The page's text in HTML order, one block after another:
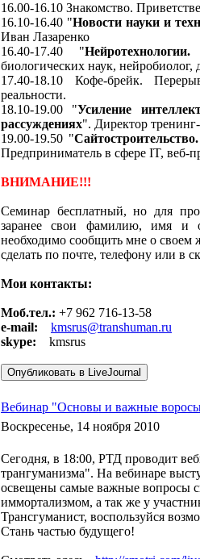
16.00-16.10 Знакомство.
16.10-16.40 "Новости науки и
Иван Лазаренко
16.40-17.40 "
биологических наук,
17.40-18.10 Кофе-брейк.
реальности.
18.10-19.00 "Усиление
рассуждениях". Директор
19.00-19.50 "
Предприниматель в сфере IT,
ВНИМАНИЕ!!!
Семинар бесплатный, но для
заранее свои фамилию, имя и
необходимо сообщить мне о своем
сделать по почте, телефону или в
Мои контакты:
Моб.тел.: +7 962 716-13-58
e-mail:
kmsrus@transhuman.ru
skype:
kmsrus
Вебинар "Основы и важные
Воскресенье, 14 ноября 2010
Сегодня, в 18:00, РТД проводит
трангуманизма". На вебинаре
освещены самые важные вопросы
иммортализмом, а так же у
Трансгуманист, воспользуйся
Стань частью будущего!